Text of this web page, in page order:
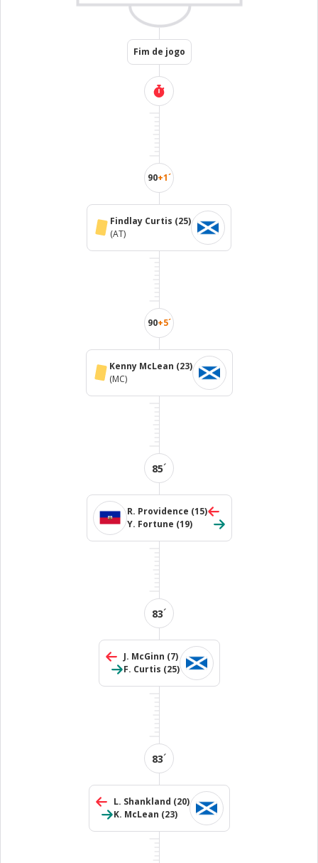
Fim de jogo
90+1´
Findlay Curtis (25)
(AT)
90+5´
Kenny McLean (23)
(MC)
85´
R. Providence (15)
Y. Fortune (19)
83´
J. McGinn (7)
F. Curtis (25)
83´
L. Shankland (20)
K. McLean (23)